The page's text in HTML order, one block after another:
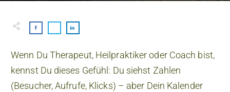
Wenn Du Therapeut, Heilpraktiker oder Coach bist,
kennst Du dieses Gefühl: Du siehst Zahlen
(Besucher, Aufrufe, Klicks) – aber Dein Kalender